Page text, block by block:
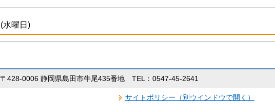
(水曜日)
〒428-0006 静岡県島田市牛尾435番地 TEL：0547-45-2641
サイトポリシー（別ウインドウで開く）